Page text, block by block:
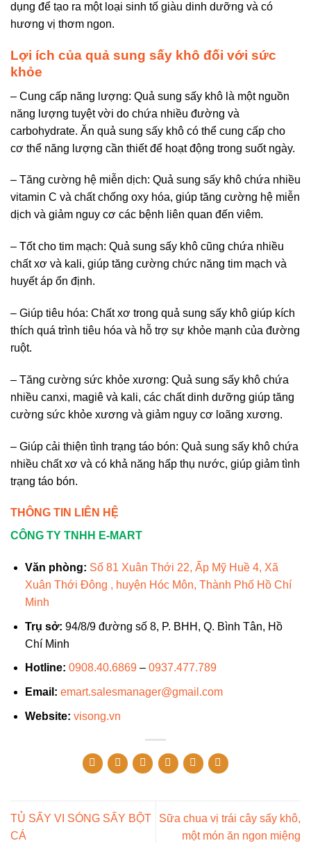
dụng để tạo ra một loại sinh tố giàu dinh dưỡng và có
hương vị thơm ngon.
Lợi ích của quả sung sấy khô đối với sức
khỏe
– Cung cấp năng lượng: Quả sung sấy khô là một nguồn
năng lượng tuyệt vời do chứa nhiều đường và
carbohydrate. Ăn quả sung sấy khô có thể cung cấp cho
cơ thể năng lượng cần thiết để hoạt động trong suốt ngày.
– Tăng cường hệ miễn dịch: Quả sung sấy khô chứa nhiều
vitamin C và chất chống oxy hóa, giúp tăng cường hệ miễn
dịch và giảm nguy cơ các bệnh liên quan đến viêm.
– Tốt cho tim mạch: Quả sung sấy khô cũng chứa nhiều
chất xơ và kali, giúp tăng cường chức năng tim mạch và
huyết áp ổn định.
– Giúp tiêu hóa: Chất xơ trong quả sung sấy khô giúp kích
thích quá trình tiêu hóa và hỗ trợ sự khỏe mạnh của đường
ruột.
– Tăng cường sức khỏe xương: Quả sung sấy khô chứa
nhiều canxi, magiê và kali, các chất dinh dưỡng giúp tăng
cường sức khỏe xương và giảm nguy cơ loãng xương.
– Giúp cải thiện tình trạng táo bón: Quả sung sấy khô chứa
nhiều chất xơ và có khả năng hấp thụ nước, giúp giảm tình
trạng táo bón.
THÔNG TIN LIÊN HỆ
CÔNG TY TNHH E-MART
Văn phòng: Số 81 Xuân Thới 22, Ấp Mỹ Huề 4, Xã
Xuân Thới Đông , huyện Hóc Môn, Thành Phố Hồ Chí
Minh
Trụ sở: 94/8/9 đường số 8, P. BHH, Q. Bình Tân, Hồ
Chí Minh
Hotline: 0908.40.6869– 0937.477.789
Email: emart.salesmanager@gmail.com
Website: visong.vn
TỦ SẤY VI SÓNG SẤY BỘT
CÁ
Sữa chua vị trái cây sấy khô,
một món ăn ngon miệng